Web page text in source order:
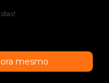
mesmo